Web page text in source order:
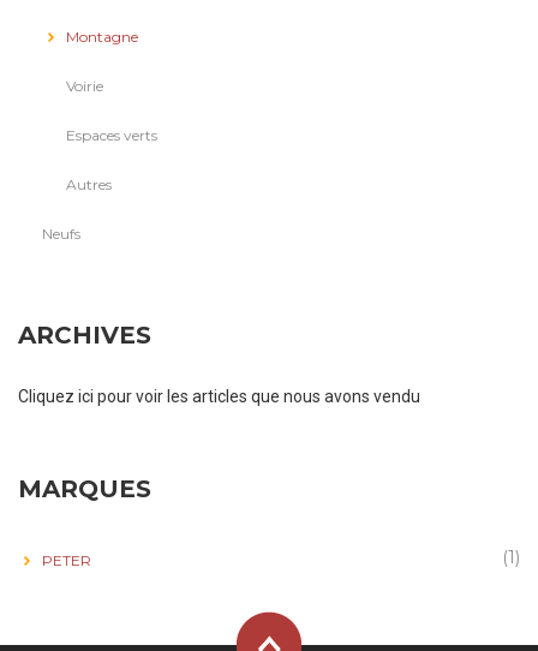
Montagne
Voirie
Espaces verts
Autres
Neufs
ARCHIVES
Cliquez ici pour voir les articles que nous avons vendu
MARQUES
PETER (1)